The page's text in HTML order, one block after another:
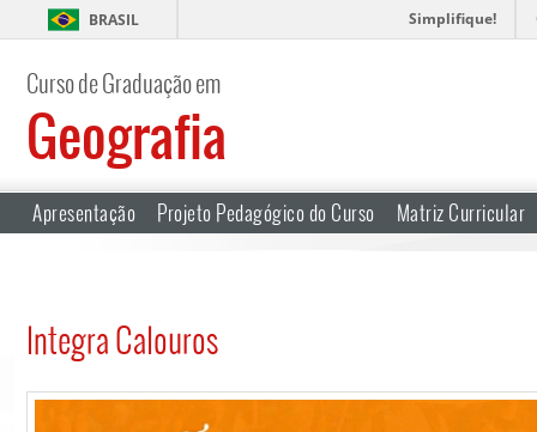
BRASIL Simplifique!
Curso de Graduação em
Geografia
Apresentação Projeto Pedagógico do Curso Matriz Curricular
Integra Calouros